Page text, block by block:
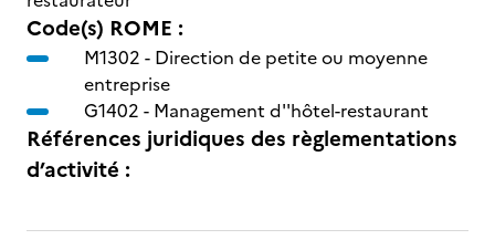
Code(s) ROME :
M1302 - Direction de petite ou moyenne
entreprise
G1402 - Management d''hôtel-restaurant
Références juridiques des règlementations
d’activité :